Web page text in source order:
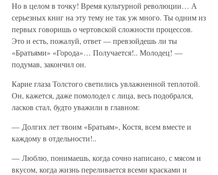
Но в целом в точку! Время культурной революции… А
серьезных книг на эту тему не так уж много. Ты одним из
первых говоришь о чертовской сложности процессов.
Это и есть, пожалуй, ответ — превзойдешь ли ты
«Братьями» «Города»… Получается!.. Молодец! —
подумав, закончил он.
Карие глаза Толстого светились увлажненной теплотой.
Он, кажется, даже помолодел с лица, весь подобрался,
ласков стал, будто уважили в главном:
— Долгих лет твоим «Братьям», Костя, всем вместе и
каждому в отдельности!..
— Люблю, понимаешь, когда сочно написано, с мясом и
вкусом, когда жизнь переливается всеми красками и